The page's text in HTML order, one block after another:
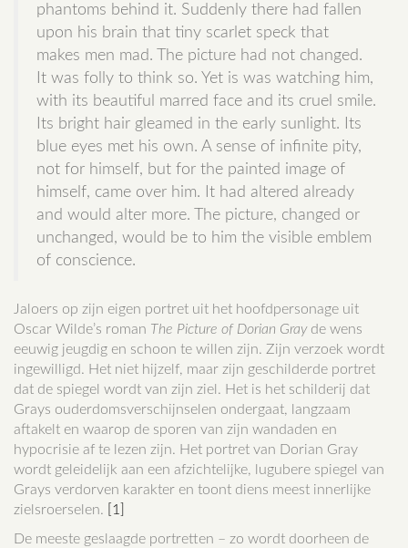
phantoms behind it. Suddenly there had fallen
upon his brain that tiny scarlet speck that
makes men mad. The picture had not changed.
It was folly to think so. Yet is was watching him,
with its beautiful marred face and its cruel smile.
Its bright hair gleamed in the early sunlight. Its
blue eyes met his own. A sense of infinite pity,
not for himself, but for the painted image of
himself, came over him. It had altered already
and would alter more. The picture, changed or
unchanged, would be to him the visible emblem
of conscience.
Jaloers op zijn eigen portret uit het hoofdpersonage uit
Oscar Wilde’s roman The Picture of Dorian Gray de wens
eeuwig jeugdig en schoon te willen zijn. Zijn verzoek wordt
ingewilligd. Het niet hijzelf, maar zijn geschilderde portret
dat de spiegel wordt van zijn ziel. Het is het schilderij dat
Grays ouderdomsverschijnselen ondergaat, langzaam
aftakelt en waarop de sporen van zijn wandaden en
hypocrisie af te lezen zijn. Het portret van Dorian Gray
wordt geleidelijk aan een afzichtelijke, lugubere spiegel van
Grays verdorven karakter en toont diens meest innerlijke
zielsroerselen.
[1]
De meeste geslaagde portretten – zo wordt doorheen de